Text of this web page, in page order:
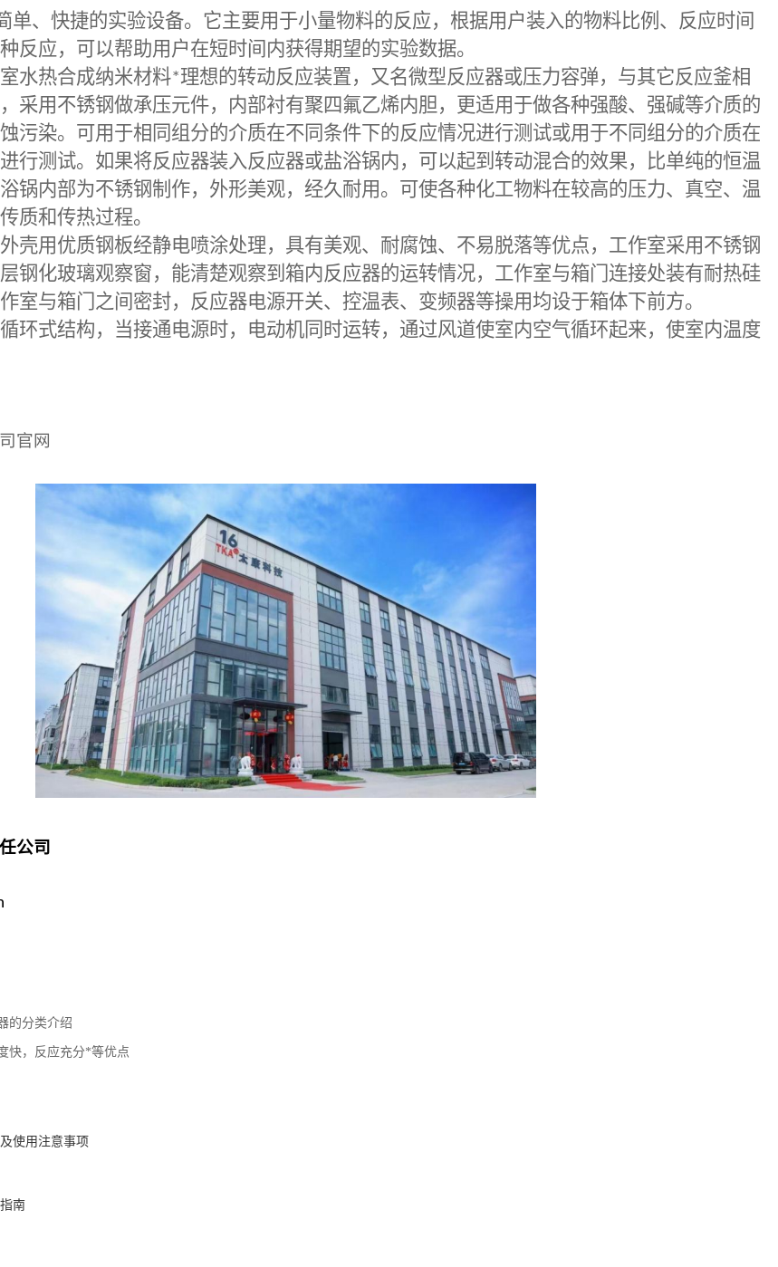
单、快捷的实验设备。它主要用于小量物料的反应，根据用户装入的物料比例、反应时间
反应，可以帮助用户在短时间内获得期望的实验数据。
热合成纳米材料*理想的转动反应装置，又名微型反应器或压力容弹，与其它反应釜相
采用不锈钢做承压元件，内部衬有聚四氟乙烯内胆，更适用于做各种强酸、强碱等介质的
污染。可用于相同组分的介质在不同条件下的反应情况进行测试或用于不同组分的介质在
行测试。如果将反应器装入反应器或盐浴锅内，可以起到转动混合的效果，比单纯的恒温
锅内部为不锈钢制作，外形美观，经久耐用。可使各种化工物料在较高的压力、真空、温
质和传热过程。
用优质钢板经静电喷涂处理，具有美观、耐腐蚀、不易脱落等优点，工作室采用不锈钢
钢化玻璃观察窗，能清楚观察到箱内反应器的运转情况，工作室与箱门连接处装有耐热硅
室与箱门之间密封，反应器电源开关、控温表、变频器等操用均设于箱体下前方。
环式结构，当接通电源时，电动机同时运转，通过风道使室内空气循环起来，使室内温度
官网
公司
的分类介绍
快，反应充分*等优点
使用注意事项
南